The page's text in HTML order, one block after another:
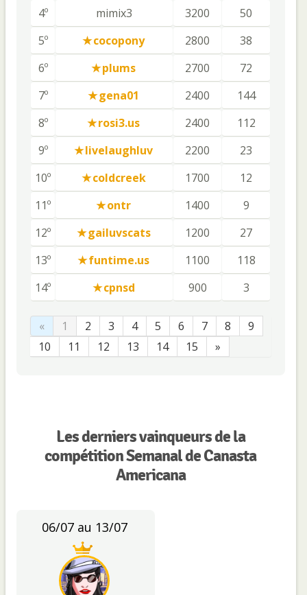
4º mimix3 3200
50
5º
cocopony 2800
38
6º
plums 2700
72
7º
gena01 2400
144
8º
rosi3.us 2400
112
9º
livelaughluv 2200
23
10º
coldcreek 1700
12
11º
ontr 1400
9
12º
gailuvscats 1200
27
13º
funtime.us 1100
118
14º
cpnsd 900 3
« 1 2 3 4 5 6 7 8
9
10
11 12 13 14 15 »
Les derniers vainqueurs de la
compétition Semanal de Canasta
Americana
06/07 au 13/07